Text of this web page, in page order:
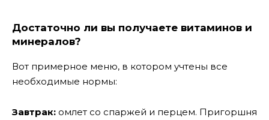
Достаточно ли вы получаете витаминов и
минералов?
Вот примерное меню, в котором учтены все
необходимые нормы:
Завтрак: омлет со спаржей и перцем. Пригоршня